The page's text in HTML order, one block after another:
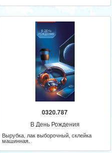
0320.787
В День Рождения
Вырубка, лак выборочный, склейка
машинная.